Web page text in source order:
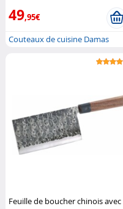
49,95€
Couteaux de cuisine Damas
Feuille de boucher chinois avec